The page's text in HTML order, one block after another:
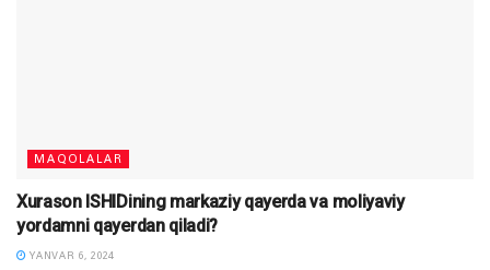
MAQOLALAR
Xurason ISHIDining markaziy qayerda va moliyaviy
yordamni qayerdan qiladi?
YANVAR 6, 2024